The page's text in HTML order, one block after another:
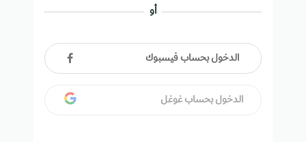
أو
الدخول بحساب فيسبوك
الدخول بحساب غوغل